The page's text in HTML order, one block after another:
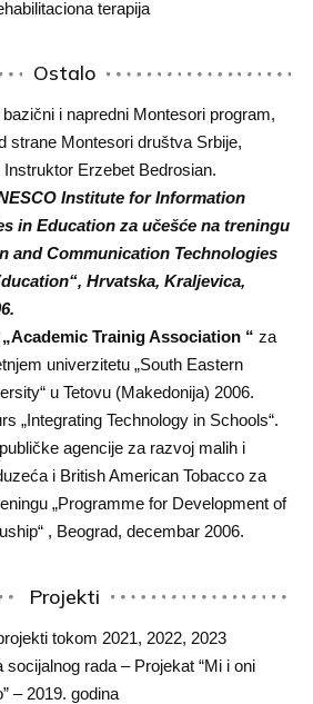
terapija
Ostalo
i napredni Montesori program,
strane Montesori društva Srbije,
Erzebet Bedrosian.
Institute for Information
in Education za učešće na treningu
and Communication Technologies
Hrvatska, Kraljevica,
Trainig Association “ za
univerzitetu „South Eastern
u Tetovu (Makedonija) 2006.
„Integrating Technology in Schools“.
agencije za razvoj malih i
i British American Tobacco za
„Programme for Development of
, Beograd, decembar 2006.
Projekti
tokom 2021, 2022, 2023
socijalnog rada – Projekat “Mi i oni
– 2019. godina